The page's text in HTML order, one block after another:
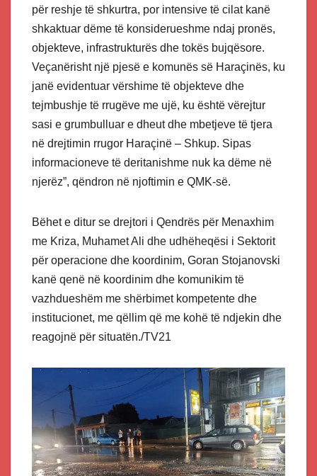
për reshje të shkurtra, por intensive të cilat kanë
shkaktuar dëme të konsiderueshme ndaj pronës,
objekteve, infrastrukturës dhe tokës bujqësore.
Veçanërisht një pjesë e komunës së Haraçinës, ku
janë evidentuar vërshime të objekteve dhe
tejmbushje të rrugëve me ujë, ku është vërejtur
sasi e grumbulluar e dheut dhe mbetjeve të tjera
në drejtimin rrugor Haraçinë – Shkup. Sipas
informacioneve të deritanishme nuk ka dëme në
njerëz”, qëndron në njoftimin e QMK-së.
Bëhet e ditur se drejtori i Qendrës për Menaxhim
me Kriza, Muhamet Ali dhe udhëheqësi i Sektorit
për operacione dhe koordinim, Goran Stojanovski
kanë qenë në koordinim dhe komunikim të
vazhdueshëm me shërbimet kompetente dhe
institucionet, me qëllim që me kohë të ndjekin dhe
reagojnë për situatën./TV21